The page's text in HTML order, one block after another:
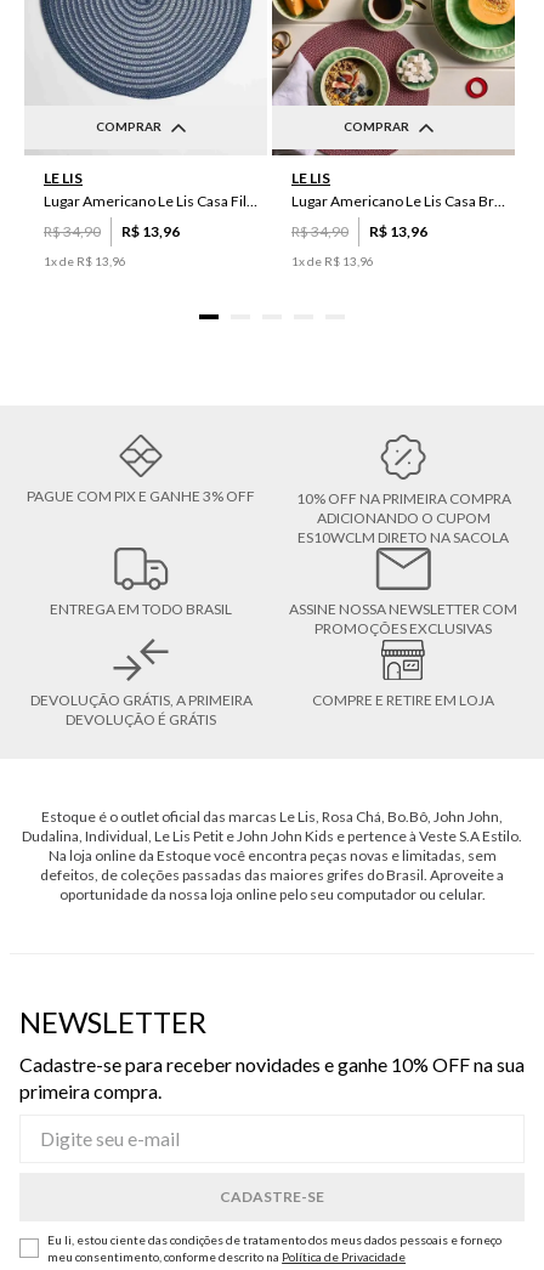
COMPRAR
LE LIS
Lugar Americano Le Lis Casa Filipa
R$34,90 R$ 13 96
1x de R$ 13 96
COMPRAR
LE LIS
Lugar Americano Le Lis Casa Brenda
R$34,90 R$ 13 96
1x de R$ 13 96
PAGUE COM PIX E GANHE 3% OFF
10% OFF NA PRIMEIRA COMPRA
ADICIONANDO O CUPOM
ES10WCLM DIRETO NA SACOLA
ENTREGA EM TODO BRASIL
ASSINE NOSSA NEWSLETTER COM
PROMOÇÕES EXCLUSIVAS
DEVOLUÇÃO GRÁTIS, A PRIMEIRA
DEVOLUÇÃO É GRÁTIS
COMPRE E RETIRE EM LOJA
Estoque é o outlet oficial das marcas Le Lis, Rosa Chá, Bo.Bô, John John,
Dudalina, Individual, Le Lis Petit e John John Kids e pertence à Veste S.A Estilo.
Na loja online da Estoque você encontra peças novas e limitadas, sem
defeitos, de coleções passadas das maiores grifes do Brasil. Aproveite a
oportunidade da nossa loja online pelo seu computador ou celular.
NEWSLETTER
Cadastre-se para receber novidades e ganhe 10% OFF na sua
primeira compra.
Eu li, estou ciente das condições de tratamento dos meus dados pessoais e forneço
meu consentimento, conforme descrito na Política de Privacidade